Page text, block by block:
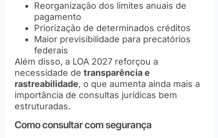
Reorganização dos limites anuais de
pagamento
Priorização de determinados créditos
Maior previsibilidade para precatórios
federais
Além disso, a LOA 2027 reforçou a
necessidade de transparência e
rastreabilidade, o que aumenta ainda mais a
importância de consultas jurídicas bem
estruturadas.
Como consultar com segurança